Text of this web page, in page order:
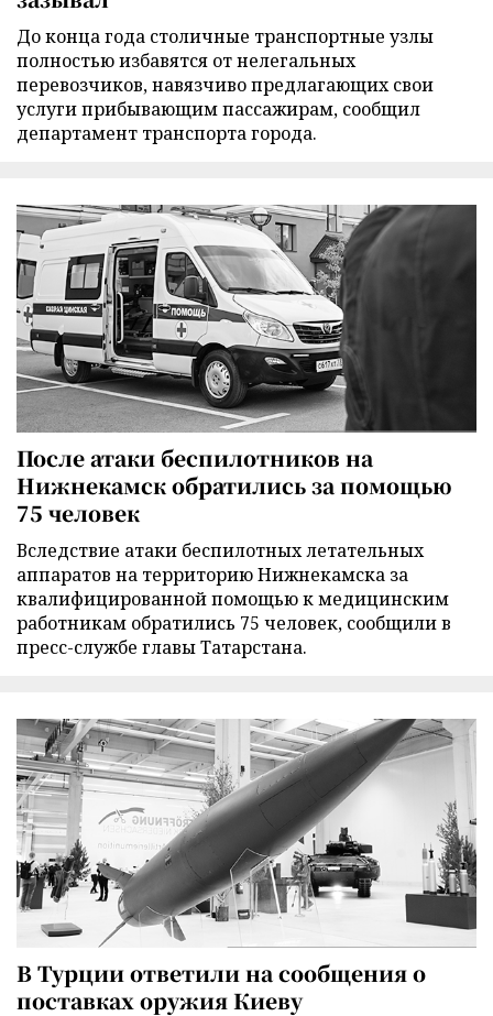
До конца года столичные транспортные узлы
полностью избавятся от нелегальных
перевозчиков, навязчиво предлагающих свои
услуги прибывающим пассажирам, сообщил
департамент транспорта города.
После атаки беспилотников на
Нижнекамск обратились за помощью
75 человек
Вследствие атаки беспилотных летательных
аппаратов на территорию Нижнекамска за
квалифицированной помощью к медицинским
работникам обратились 75 человек, сообщили в
пресс-службе главы Татарстана.
В Турции ответили на сообщения о
поставках оружия Киеву